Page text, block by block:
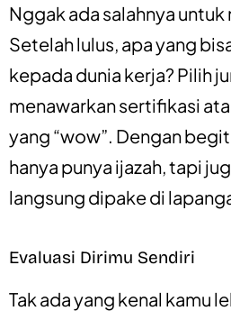
Nggak ada salahnya untuk
Setelah lulus, apa yang
kepada dunia kerja? Pilih
menawarkan sertifikasi
yang “wow”. Dengan
hanya punya ijazah, tapi
langsung dipake di
Evaluasi Dirimu Sendiri
Tak ada yang kenal kamu